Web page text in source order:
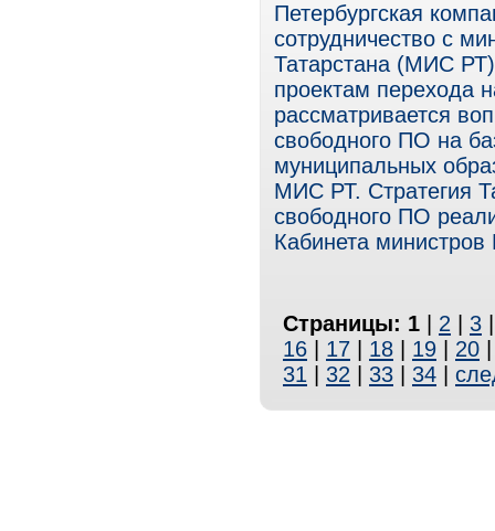
Петербургская
сотрудничество с
Татарстана (МИС РТ)
проектам перехода
рассматривается
свободного ПО на
муниципальных
МИС РТ. Стратегия
свободного ПО
Кабинета министров
Страницы: 1 2 3
16
17 18 19 20
31
32 33 34